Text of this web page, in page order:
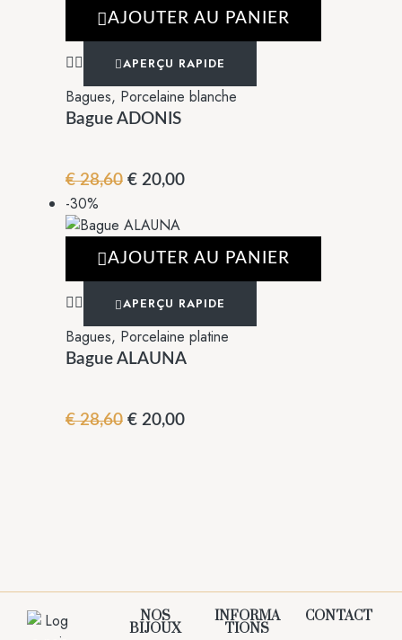
AJOUTER AU PANIER
APERÇU RAPIDE
Bagues, Porcelaine blanche
Bague ADONIS
€28,60 € 20,00
-30%
AJOUTER AU PANIER
APERÇU RAPIDE
Bagues, Porcelaine platine
Bague ALAUNA
€28,60 € 20,00
NOS
BIJOUX
INFORMA
TIONS
CONTACT